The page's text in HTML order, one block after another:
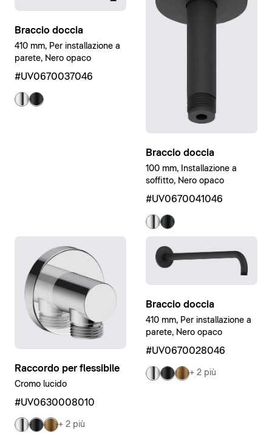
Braccio doccia
410 mm, Per installazione a
parete, Nero opaco
#UV0670037046
Braccio doccia
100 mm, Installazione a
soffitto, Nero opaco
#UV0670041046
Raccordo per flessibile
Cromo lucido
#UV0630008010
+ 2 più
Braccio doccia
410 mm, Per installazione a
parete, Nero opaco
#UV0670028046
+ 2 più